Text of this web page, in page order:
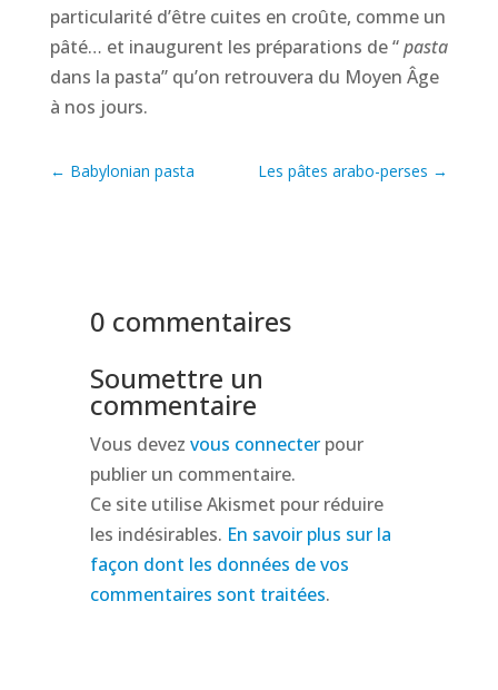
particularité d’être cuites en croûte, comme un
pâté… et inaugurent les préparations de “pasta
dans la pasta” qu’on retrouvera du Moyen Âge
à nos jours.
← Babylonian pasta Les pâtes arabo-perses →
0 commentaires
Soumettre un
commentaire
Vous devez vous connecterpour
publier un commentaire.
Ce site utilise Akismet pour réduire
les indésirables. En savoir plus sur la
façon dont les données de vos
commentaires sont traitées.